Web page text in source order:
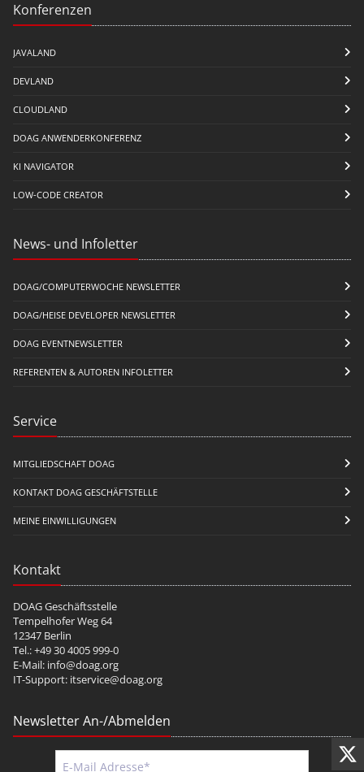
Konferenzen
JAVALAND
DEVLAND
CLOUDLAND
DOAG ANWENDERKONFERENZ
KI NAVIGATOR
LOW-CODE CREATOR
News- und Infoletter
DOAG/COMPUTERWOCHE NEWSLETTER
DOAG/HEISE DEVELOPER NEWSLETTER
DOAG EVENTNEWSLETTER
REFERENTEN & AUTOREN INFOLETTER
Service
MITGLIEDSCHAFT DOAG
KONTAKT DOAG GESCHÄFTSTELLE
MEINE EINWILLIGUNGEN
Kontakt
DOAG Geschäftsstelle
Tempelhofer Weg 64
12347 Berlin
Tel.: +49 30 4005 999-0
E-Mail: info@doag.org
IT-Support: itservice@doag.org
Newsletter An-/Abmelden